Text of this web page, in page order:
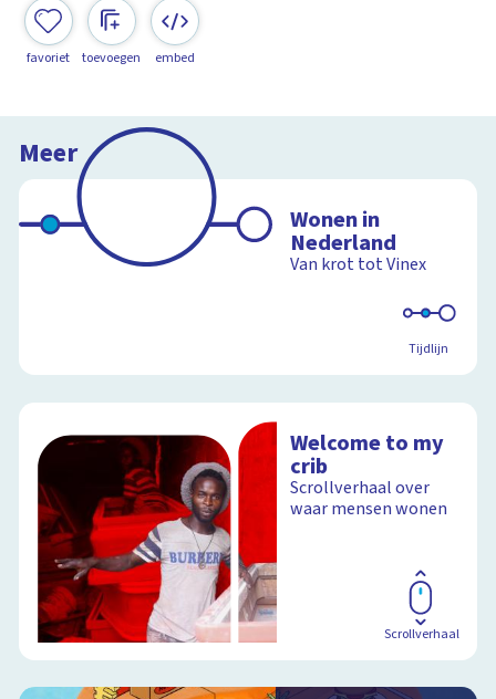
favoriet toevoegen embed
Meer
Wonen in
Nederland
Van krot tot Vinex
Tijdlijn
Welcome to my
crib
Scrollverhaal over
waar mensen wonen
Scrollverhaal